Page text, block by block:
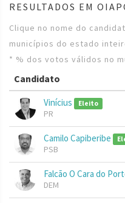
RESULTADOS EM
Clique no nome do
municípios do estado
* % dos votos válidos no
Candidato
Vinícius Eleito
PR
Camilo Capiberibe
PSB
Falcão O Cara do
DEM